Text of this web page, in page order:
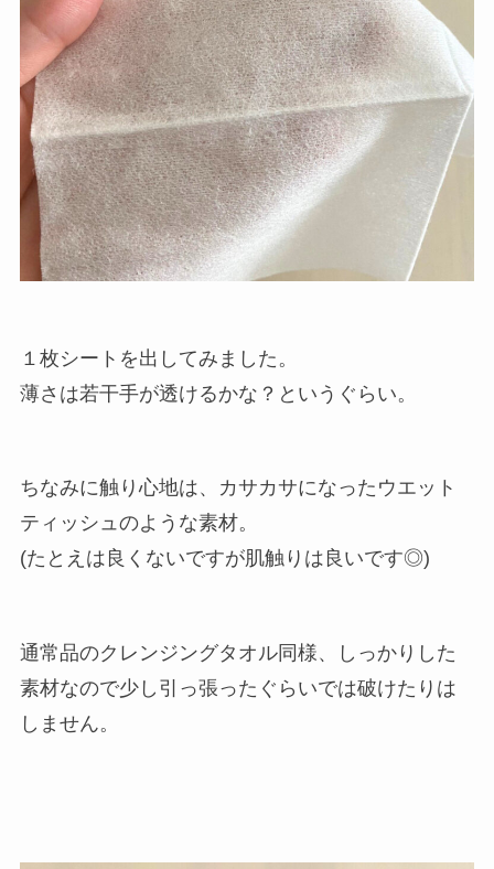
１枚シートを出してみました。
薄さは若干手が透けるかな？というぐらい。
ちなみに触り心地は、カサカサになったウエット
ティッシュのような素材。
(たとえは良くないですが肌触りは良いです◎)
通常品のクレンジングタオル同様、しっかりした
素材なので少し引っ張ったぐらいでは破けたりは
しません。